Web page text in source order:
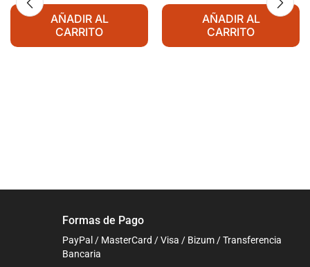
AÑADIR AL
CARRITO
AÑADIR AL
CARRITO
Formas de Pago
PayPal / MasterCard / Visa / Bizum / Transferencia
Bancaria